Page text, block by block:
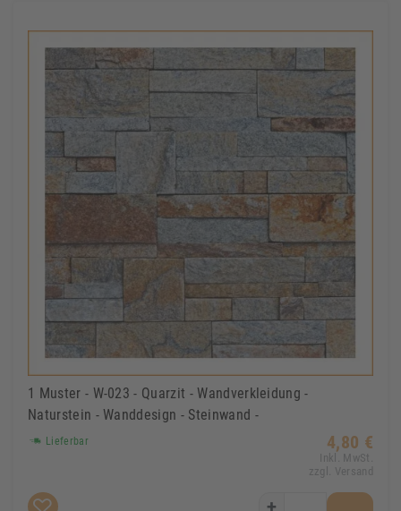
1 Muster - W-023 - Quarzit - Wandverkleidung -
Naturstein - Wanddesign - Steinwand -
Lieferbar 4,80 €
Inkl. MwSt.
zzgl. Versand
+